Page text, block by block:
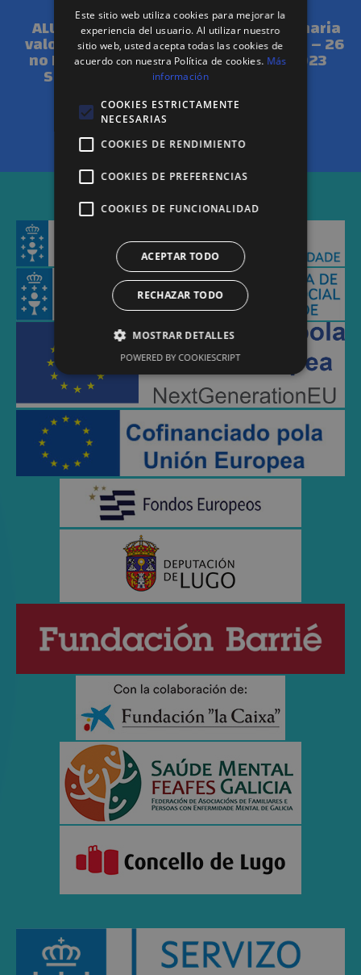
ALUME salienta o
valor da diferencia
no Día Mundial da
Saúde Mental
Asamblea Ordinaria
e Extraordinaria – 26
de Abril de 2023
Este sitio web utiliza cookies para mejorar la
experiencia del usuario. Al utilizar nuestro
sitio web, usted acepta todas las cookies de
acuerdo con nuestra Política de cookies. Más
información
COOKIES ESTRICTAMENTE
NECESARIAS
COOKIES DE RENDIMIENTO
COOKIES DE PREFERENCIAS
COOKIES DE FUNCIONALIDAD
ACEPTAR TODO
RECHAZAR TODO
MOSTRAR DETALLES
POWERED BY COOKIESCRIPT